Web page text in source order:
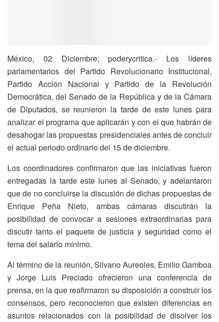
México, 02 Diciembre; poderycritica.- Los líderes
parlamentarios del Partido Revolucionario Institucional,
Partido Acción Nacional y Partido de la Revolución
Democrática, del Senado de la República y de la Cámara
de Diputados, se reunieron la tarde de este lunes para
analizar el programa que aplicarán y con el que habrán de
desahogar las propuestas presidenciales antes de concluir
el actual periodoordinario del 15 de diciembre.
Los coordinadores confirmaron que las iniciativas fueron
entregadas la tarde este lunes al Senado, y adelantaron
que de no concluirse la discusión de dichas propuestas de
Enrique Peña Nieto, ambas cámaras discutirán la
posibilidad de convocar a sesiones extraordinarias para
discutir tanto el paquete de justicia y seguridad como el
tema del salario mínimo.
Al término de la reunión, Silvano Aureoles, Emilio Gamboa
y Jorge Luis Preciado ofrecieron una conferencia de
prensa, en la que reafirmaron su disposición a construir los
consensos, pero reconocieron que existen diferencias en
asuntos relacionados con la posibilidad de disolver los